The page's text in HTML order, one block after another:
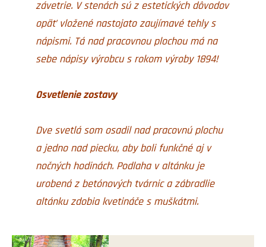
závetrie. V stenách sú z estetických dôvodov
opäť vložené nastojato zaujímavé tehly s
nápismi. Tá nad pracovnou plochou má na
sebe nápisy výrobcu s rokom výroby 1894!
Osvetlenie zostavy
Dve svetlá som osadil nad pracovnú plochu
a jedno nad piecku, aby boli funkčné aj v
nočných hodinách. Podlaha v altánku je
urobená z betónových tvárnic a zábradlie
altánku zdobia kvetináče s muškátmi.